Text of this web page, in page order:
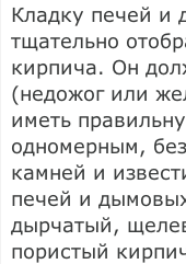
Кладку печей и
тщательно
кирпича. Он
(недожог или
иметь
одномерным,
камней и
печей и
дырчатый,
пористый